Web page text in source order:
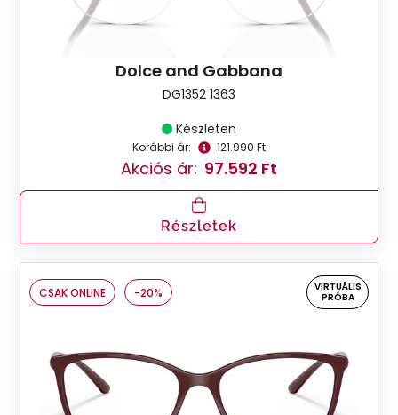
Dolce and Gabbana
DG1352 1363
Készleten
Korábbi ár: 121.990 Ft
Akciós ár: 97.592 Ft
Részletek
CSAK ONLINE -20%
VIRTUÁLIS
PRÓBA